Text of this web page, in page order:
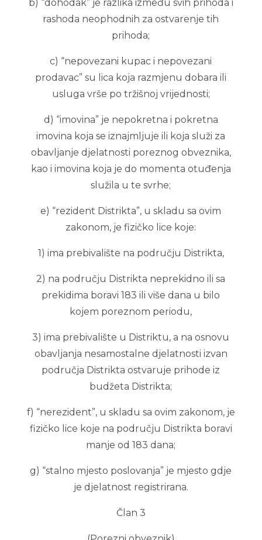
b) “dohodak” je razlika između svih prihoda i
rashoda neophodnih za ostvarenje tih
prihoda;
c) “nepovezani kupac i nepovezani
prodavac” su lica koja razmjenu dobara ili
usluga vrše po tržišnoj vrijednosti;
d) “imovina” je nepokretna i pokretna
imovina koja se iznajmljuje ili koja služi za
obavljanje djelatnosti poreznog obveznika,
kao i imovina koja je do momenta otuđenja
služila u te svrhe;
e) “rezident Distrikta”, u skladu sa ovim
zakonom, je fizičko lice koje:
1) ima prebivalište na području Distrikta,
2) na području Distrikta neprekidno ili sa
prekidima boravi 183 ili više dana u bilo
kojem poreznom periodu,
3) ima prebivalište u Distriktu, a na osnovu
obavljanja nesamostalne djelatnosti izvan
područja Distrikta ostvaruje prihode iz
budžeta Distrikta;
f) “nerezident”, u skladu sa ovim zakonom, je
fizičko lice koje na području Distrikta boravi
manje od 183 dana;
g) “stalno mjesto poslovanja” je mjesto gdje
je djelatnost registrirana.
Član 3